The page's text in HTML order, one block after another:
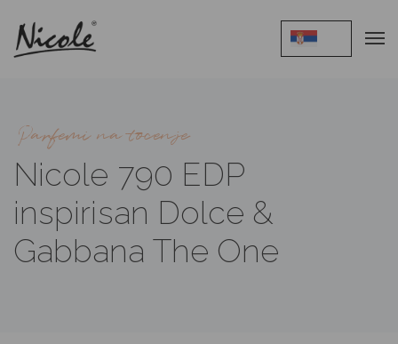
Parfemi na tocenje
Nicole 790 EDP
inspirisan Dolce &
Gabbana The One